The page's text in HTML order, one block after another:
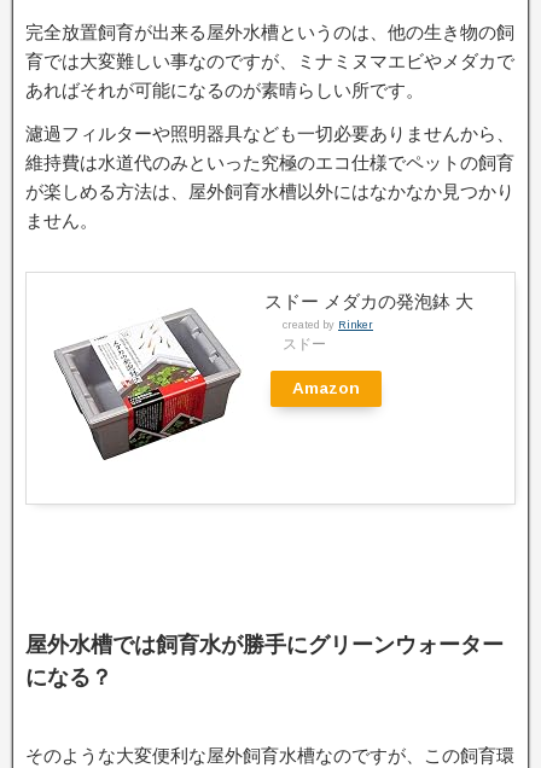
完全放置飼育が出来る屋外水槽というのは、他の生き物の飼
育では大変難しい事なのですが、ミナミヌマエビやメダカで
あればそれが可能になるのが素晴らしい所です。
濾過フィルターや照明器具なども一切必要ありませんから、
維持費は水道代のみといった究極のエコ仕様でペットの飼育
が楽しめる方法は、屋外飼育水槽以外にはなかなか見つかり
ません。
スドー メダカの発泡鉢 大
created by Rinker
スドー
Amazon
屋外水槽では飼育水が勝手にグリーンウォーター
になる？
そのような大変便利な屋外飼育水槽なのですが、この飼育環